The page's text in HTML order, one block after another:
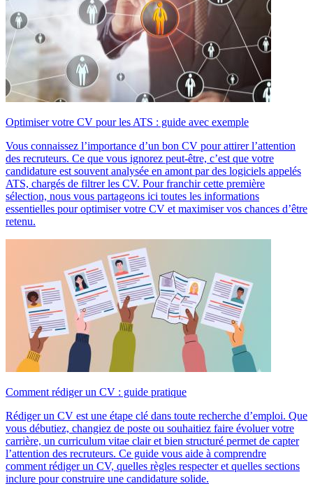
Optimiser votre CV pour les ATS : guide avec exemple
Vous connaissez l’importance d’un bon CV pour attirer l’attention
des recruteurs. Ce que vous ignorez peut-être, c’est que votre
candidature est souvent analysée en amont par des logiciels appelés
ATS, chargés de filtrer les CV. Pour franchir cette première
sélection, nous vous partageons ici toutes les informations
essentielles pour optimiser votre CV et maximiser vos chances d’être
retenu.
Comment rédiger un CV : guide pratique
Rédiger un CV est une étape clé dans toute recherche d’emploi. Que
vous débutiez, changiez de poste ou souhaitiez faire évoluer votre
carrière, un curriculum vitae clair et bien structuré permet de capter
l’attention des recruteurs. Ce guide vous aide à comprendre
comment rédiger un CV, quelles règles respecter et quelles sections
inclure pour construire une candidature solide.